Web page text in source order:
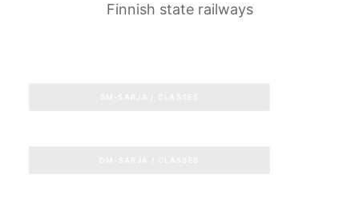
Finnish state railways